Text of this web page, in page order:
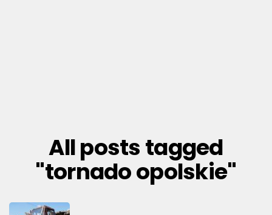
All posts tagged
"tornado opolskie"